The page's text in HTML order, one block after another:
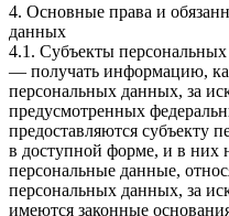
4. Основные права и
данных
4.1. Субъекты
— получать информацию,
персональных данных, за
предусмотренных
предоставляются субъекту
в доступной форме, и в них
персональные данные,
персональных данных, за
имеются законные